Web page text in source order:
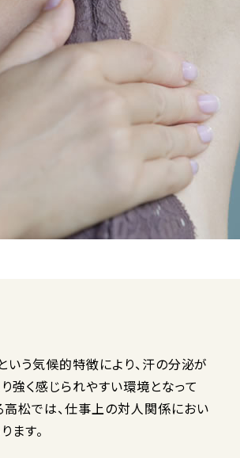
いう気候的特徴により、汗の分泌が
強く感じられやすい環境となって
高松では、仕事上の対人関係におい
ます。